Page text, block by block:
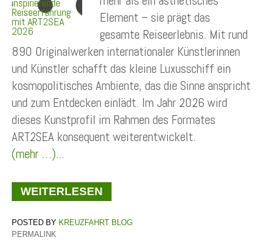
Element – sie prägt das
gesamte Reiseerlebnis. Mit rund
890 Originalwerken internationaler Künstlerinnen
und Künstler schafft das kleine Luxusschiff ein
kosmopolitisches Ambiente, das die Sinne anspricht
und zum Entdecken einlädt. Im Jahr 2026 wird
dieses Kunstprofil im Rahmen des Formates
ART2SEA konsequent weiterentwickelt.
(mehr …)...
WEITERLESEN
KREUZFAHRT BLOG
PERMALINK